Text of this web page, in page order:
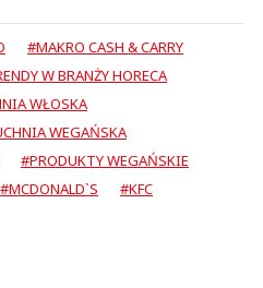
#MAKRO CASH & CARRY
W BRANŻY HORECA
WŁOSKA
WEGAŃSKA
#PRODUKTY WEGAŃSKIE
#MCDONALD`S
#KFC